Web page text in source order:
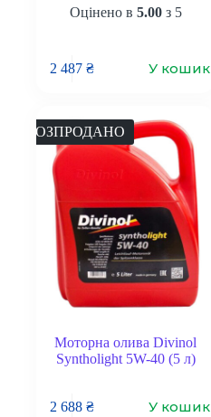
Оцінено в 5.00з 5
2 487 ₴ У кошик
РОЗПРОДАНО
Моторна олива Divinol
Syntholight 5W-40 (5 л)
2 688 ₴ У кошик